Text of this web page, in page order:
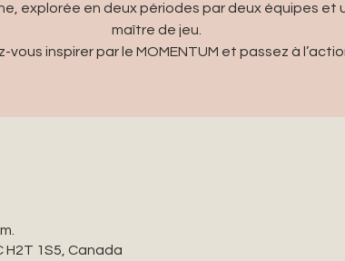
explorée en deux périodes par deux équipes et
maître de jeu.
vous inspirer par le MOMENTUM et passez à
1S5, Canada